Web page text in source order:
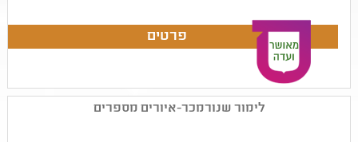
לימור שנורמכר-איורים מספרים